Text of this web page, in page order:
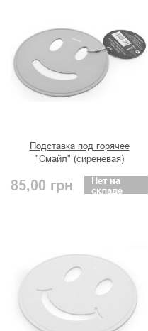
Подставка под горячее
"Смайл" (сиреневая)
85,00 грн
Нет на
складе